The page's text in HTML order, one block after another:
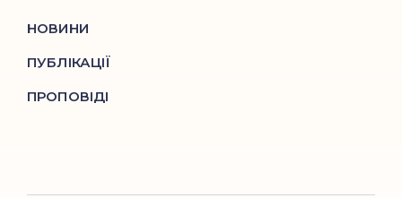
НОВИНИ
ПУБЛІКАЦІЇ
ПРОПОВІДІ